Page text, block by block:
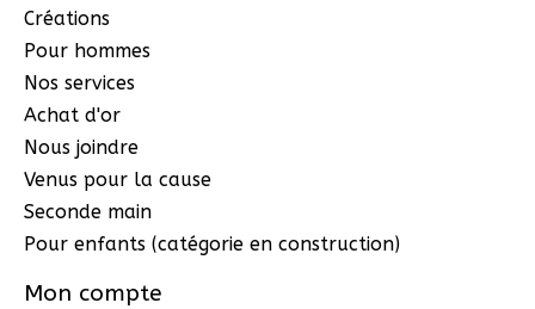
Créations
Pour hommes
Nos services
Achat d'or
Nous joindre
Venus pour la cause
Seconde main
Pour enfants (catégorie en construction)
Mon compte